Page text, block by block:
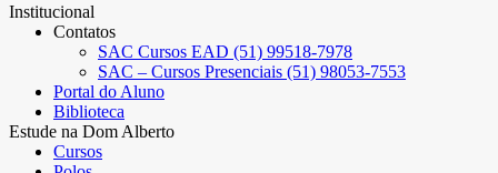
Institucional
Contatos
SAC Cursos EAD (51) 99518-7978
SAC – Cursos Presenciais (51) 98053-7553
Portal do Aluno
Biblioteca
Estude na Dom Alberto
Cursos